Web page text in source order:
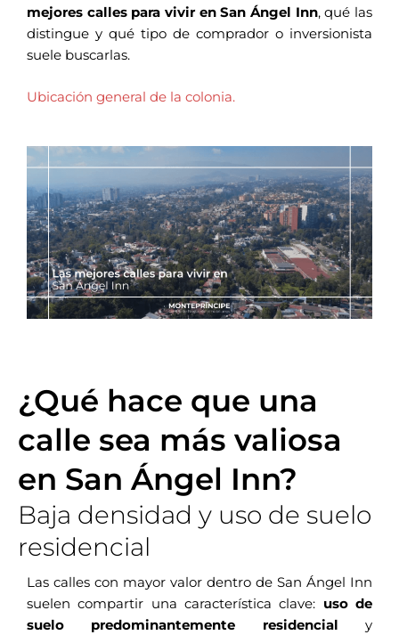
mejores calles para vivir en San Ángel Inn, qué las
distingue y qué tipo de comprador o inversionista
suele buscarlas.
Ubicación general de la colonia.
¿Qué hace que una
calle sea más valiosa
en San Ángel Inn?
Baja densidad y uso de suelo
residencial
Las calles con mayor valor dentro de San Ángel Inn
suelen compartir una característica clave: uso de
suelo predominantemente residencial
y